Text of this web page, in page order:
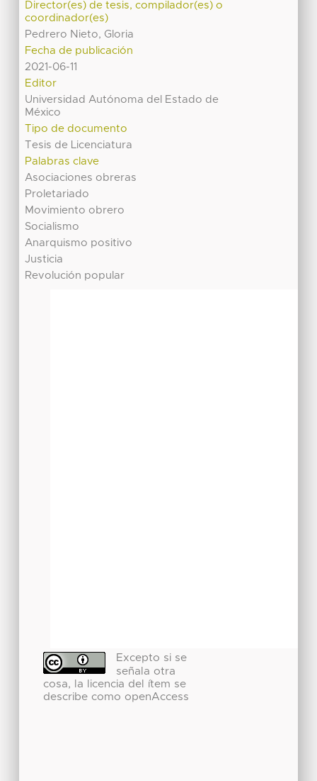
Director(es) de tesis, compilador(es) o
coordinador(es)
Pedrero Nieto, Gloria
Fecha de publicación
2021-06-11
Editor
Universidad Autónoma del Estado de
México
Tipo de documento
Tesis de Licenciatura
Palabras clave
Asociaciones obreras
Proletariado
Movimiento obrero
Socialismo
Anarquismo positivo
Justicia
Revolución popular
Excepto si se
señala otra
cosa, la licencia del ítem se
describe como openAccess